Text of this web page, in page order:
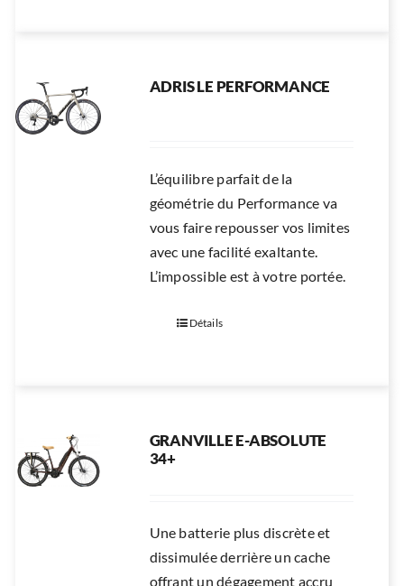
ADRIS LE PERFORMANCE
L’équilibre parfait de la
géométrie du Performance va
vous faire repousser vos limites
avec une facilité exaltante.
L’impossible est à votre portée.
Détails
GRANVILLE E-ABSOLUTE
34+
Une batterie plus discrète et
dissimulée derrière un cache
offrant un dégagement accru